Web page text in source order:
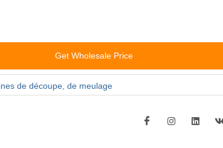
Get Wholesale Price
de découpe, de meulage